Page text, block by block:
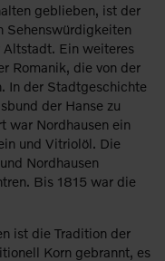
geblieben, ist der
Sehenswürdigkeiten
Altstadt. Ein weiteres
Romanik, die von der
In der Stadtgeschichte
der Hanse zu
war Nordhausen ein
und Vitriolöl. Die
Nordhausen
Bis 1815 war die
ist die Tradition der
Korn gebrannt, es